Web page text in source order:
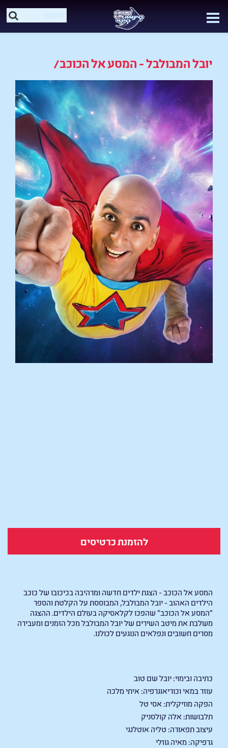
יובל המבולבל - המסע אל הכוכב/
להזמנת כרטיסים
המסע אל הכוכב - הצגת ילדים חדשה ומרהיבה בכיכובו של כוכב
הילדים האהוב - יובל המבולבל, המבוססת על הקלטת והספר
"המסע אל הכוכב" שהפכו לקלאסיקה בעולם הילדים. ההצגה
משלבת את מיטב השירים של יובל המבולבל מכל הזמנים ומעבירה
מסרים חשובים ונפלאים הנוגעים לכולנו.
כתיבה ובימוי: יובל שם טוב
עוזר במאי וכוריאוגרפיה: איתי מלכה
הפקה מוזיקלית: אסי טל
תלבושות: אלה קולסניק
עיצוב תפאורה: טליה אוטלנגי
גרפיקה: מאיה גוזלי